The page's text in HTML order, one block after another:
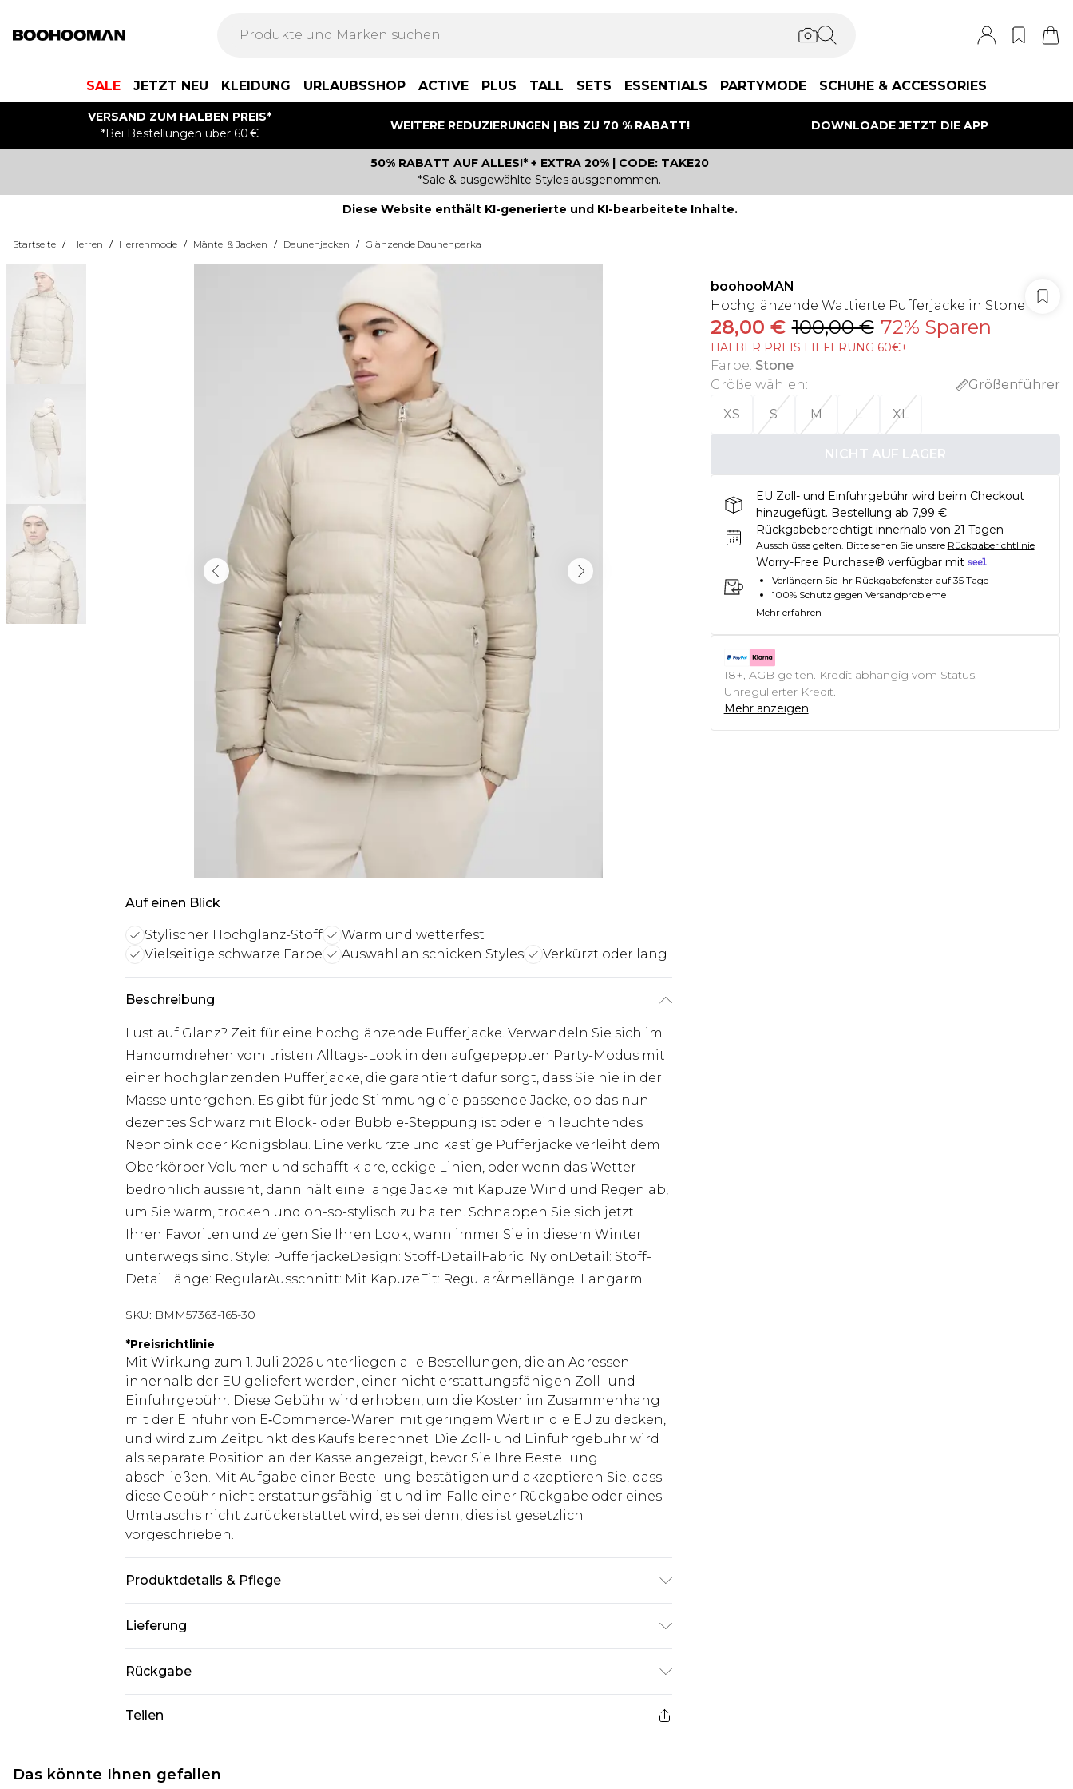
SALE JETZT NEU KLEIDUNG URLAUBSSHOP ACTIVE PLUS TALL SETS ESSENTIALS PARTYMODE SCHUHE & ACCESSORIES
VERSAND ZUM HALBEN PREIS*
*Bei Bestellungen über 60 €
WEITERE REDUZIERUNGEN | BIS ZU 70 % RABATT! DOWNLOADE JETZT DIE APP
50% RABATT AUF ALLES!* + EXTRA 20% | CODE: TAKE20
*Sale & ausgewählte Styles ausgenommen.
Diese Website enthält KI-generierte und KI-bearbeitete Inhalte.
Startseite / Herren / Herrenmode / Mäntel & Jacken / Daunenjacken / Glänzende Daunenparka
Auf einen Blick
Stylischer Hochglanz-Stoff
Warm und wetterfest
Vielseitige schwarze Farbe
Auswahl an schicken Styles Verkürzt oder lang
Beschreibung
Lust auf Glanz? Zeit für eine hochglänzende Pufferjacke. Verwandeln Sie sich im
Handumdrehen vom tristen Alltags-Look in den aufgepeppten Party-Modus mit
einer hochglänzenden Pufferjacke, die garantiert dafür sorgt, dass Sie nie in der
Masse untergehen. Es gibt für jede Stimmung die passende Jacke, ob das nun
dezentes Schwarz mit Block- oder Bubble-Steppung ist oder ein leuchtendes
Neonpink oder Königsblau. Eine verkürzte und kastige Pufferjacke verleiht dem
Oberkörper Volumen und schafft klare, eckige Linien, oder wenn das Wetter
bedrohlich aussieht, dann hält eine lange Jacke mit Kapuze Wind und Regen ab,
um Sie warm, trocken und oh-so-stylisch zu halten. Schnappen Sie sich jetzt
Ihren Favoriten und zeigen Sie Ihren Look, wann immer Sie in diesem Winter
unterwegs sind. Style: PufferjackeDesign: Stoff-DetailFabric: NylonDetail: Stoff-
DetailLänge: RegularAusschnitt: Mit KapuzeFit: RegularÄrmellänge: Langarm
SKU: BMM57363-165-30
*Preisrichtlinie
Mit Wirkung zum 1. Juli 2026 unterliegen alle Bestellungen, die an Adressen
innerhalb der EU geliefert werden, einer nicht erstattungsfähigen Zoll- und
Einfuhrgebühr. Diese Gebühr wird erhoben, um die Kosten im Zusammenhang
mit der Einfuhr von E‑Commerce-Waren mit geringem Wert in die EU zu decken,
und wird zum Zeitpunkt des Kaufs berechnet. Die Zoll- und Einfuhrgebühr wird
als separate Position an der Kasse angezeigt, bevor Sie Ihre Bestellung
abschließen. Mit Aufgabe einer Bestellung bestätigen und akzeptieren Sie, dass
diese Gebühr nicht erstattungsfähig ist und im Falle einer Rückgabe oder eines
Umtauschs nicht zurückerstattet wird, es sei denn, dies ist gesetzlich
vorgeschrieben.
Produktdetails & Pflege
Lieferung
Deutschland Standardlieferung
€7.99
Bis zu 8 Werktage
Deutschland Expresslieferung
€14.99
Austria Standardlieferung
Bis zu 7 Werktage
Rückgabe
Kosmetikartikel, Piercing-Schmuck, Erotikartikel sowie Bademode oder
Teilen
boohooMAN
Hochglänzende Wattierte Pufferjacke in Stone
28,00 € 100,00 € 72% Sparen
HALBER PREIS LIEFERUNG 60€+
Farbe: Stone
Größe wählen:
Größenführer
XS
S M L XL
NICHT AUF LAGER
EU Zoll- und Einfuhrgebühr wird beim Checkout
hinzugefügt. Bestellung ab 7,99 €
Rückgabeberechtigt innerhalb von 21 Tagen
Ausschlüsse gelten. Bitte sehen Sie unsere Rückgaberichtlinie
Worry-Free Purchase® verfügbar mit
Verlängern Sie Ihr Rückgabefenster auf 35 Tage
100% Schutz gegen Versandprobleme
Mehr erfahren
18+, AGB gelten. Kredit abhängig vom Status.
Unregulierter Kredit.
Mehr anzeigen
Das könnte Ihnen gefallen